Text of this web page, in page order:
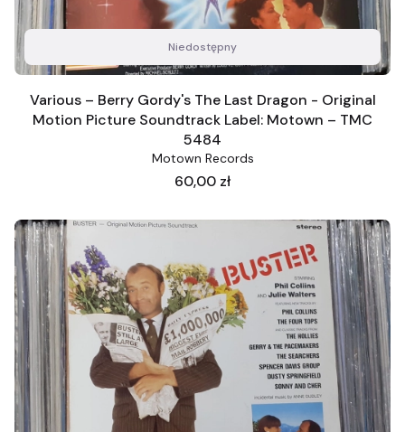
Niedostępny
Various – Berry Gordy's The Last Dragon - Original
Motion Picture Soundtrack Label: Motown – TMC
5484
Motown Records
Cena
60,00 zł